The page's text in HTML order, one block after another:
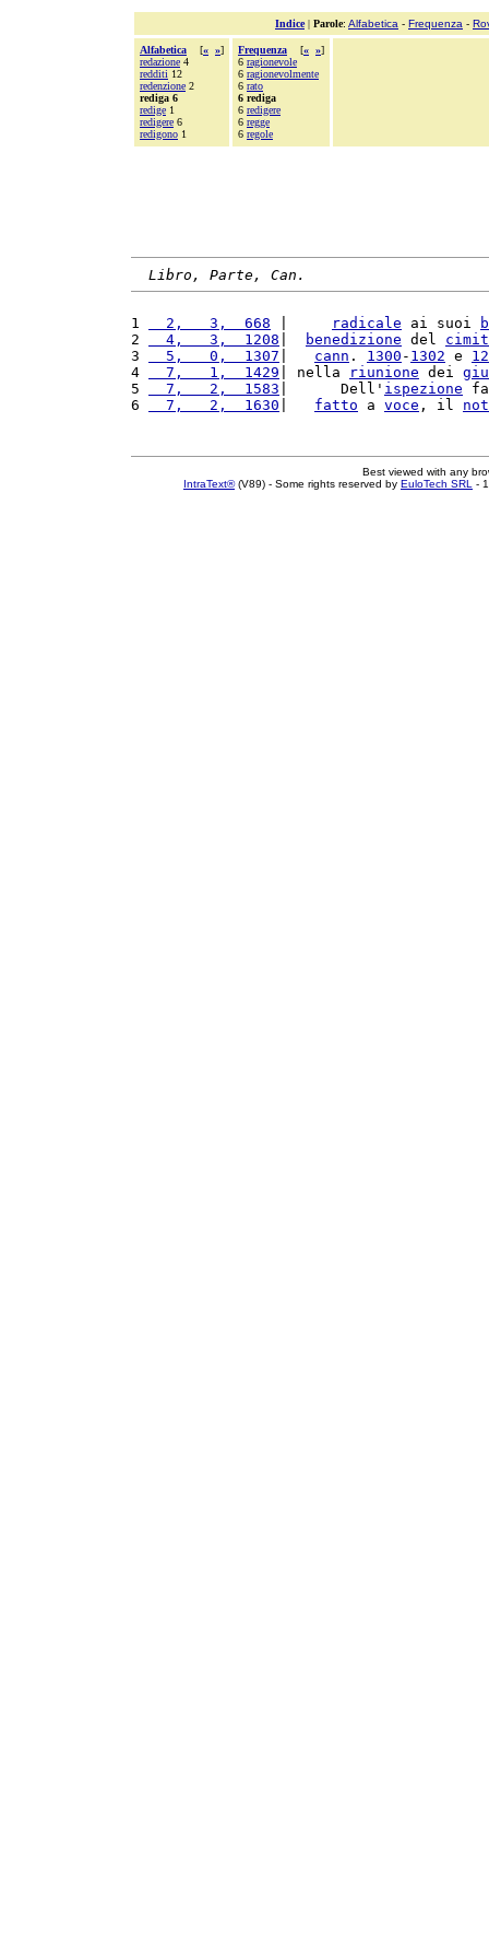
Indice| Parole: Alfabetica - Frequenza -
Alfabetica [« »]
redazione 4
redditi 12
redenzione 2
rediga 6
redige 1
redigere 6
redigono 1
Frequenza [« »]
6 ragionevole
6 ragionevolmente
6 rato
6 rediga
6 redigere
6 regge
6 regole
Libro, Parte, Can.
1
  2,   3,  668
radicale ai suoi
2
  4,   3,  1208
benedizione del
3
  5,   0,  1307
cann . 1300 - 1302 e
4
  7,   1,  1429
| nella riunione dei
5
  7,   2,  1583
|      Dell' ispezione
6
  7,   2,  1630
fatto a voce , il
Best viewed with any
IntraText®(V89) - Some rights reserved by EuloTech SRL -